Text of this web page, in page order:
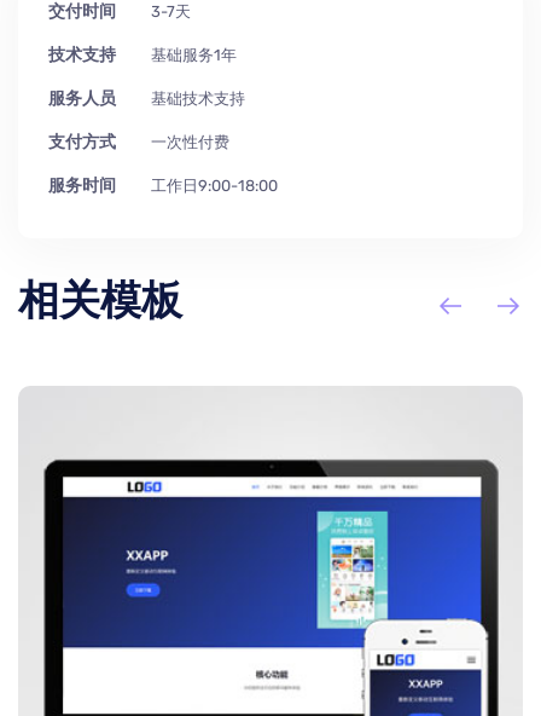
交付时间 3-7天
技术支持 基础服务1年
服务人员 基础技术支持
支付方式 一次性付费
服务时间 工作日9:00-18:00
相关模板